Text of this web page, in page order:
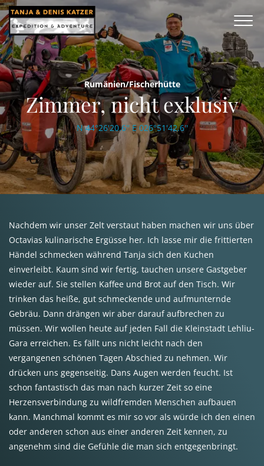
Rumänien/Fischerhütte
Zimmer, nicht exklusiv
N 44°26'20.6'' E 026°51'42.6''
Nachdem wir unser Zelt verstaut haben machen wir uns über
Octavias kulinarische Ergüsse her. Ich lasse mir die frittierten
Händel schmecken während Tanja sich den Kuchen
einverleibt. Kaum sind wir fertig, tauchen unsere Gastgeber
wieder auf. Sie stellen Kaffee und Brot auf den Tisch. Wir
trinken das heiße, gut schmeckende und aufmunternde
Gebräu. Dann drängen wir aber darauf aufbrechen zu
müssen. Wir wollen heute auf jeden Fall die Kleinstadt Lehliu-
Gara erreichen. Es fällt uns nicht leicht nach den
vergangenen schönen Tagen Abschied zu nehmen. Wir
drücken uns gegenseitig. Dans Augen werden feucht. Ist
schon fantastisch das man nach kurzer Zeit so eine
Herzensverbindung zu wildfremden Menschen aufbauen
kann. Manchmal kommt es mir so vor als würde ich den einen
oder anderen schon aus einer anderen Zeit kennen, zu
angenehm sind die Gefühle die man sich entgegenbringt.